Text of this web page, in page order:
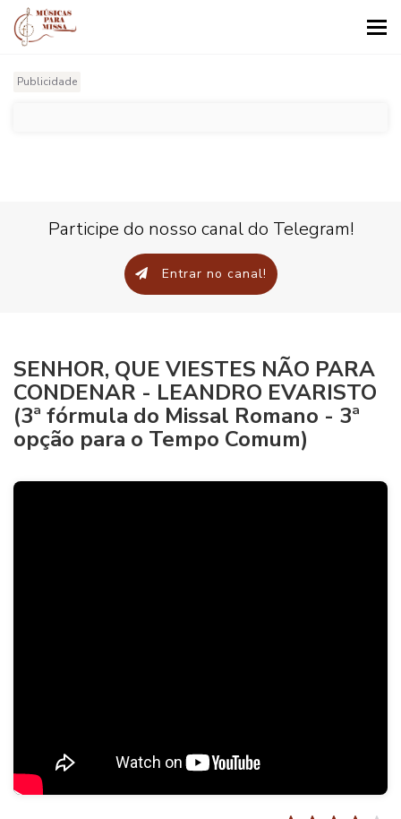
Publicidade
Participe do nosso canal do Telegram!
Entrar no canal!
SENHOR, QUE VIESTES NÃO PARA
CONDENAR - LEANDRO EVARISTO
(3ª fórmula do Missal Romano - 3ª
opção para o Tempo Comum)